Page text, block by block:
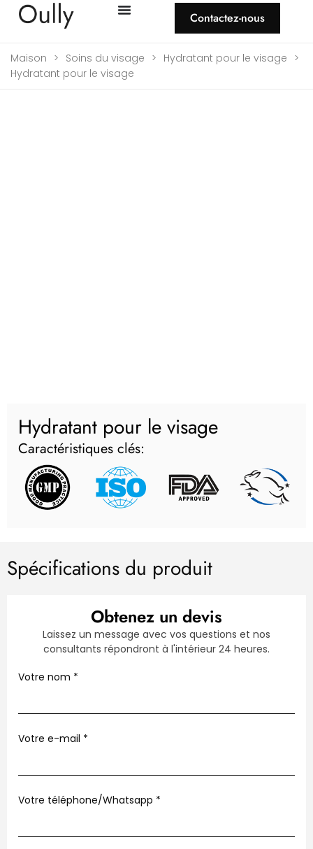
Contactez-nous
Maison > Soins du visage > Hydratant pour le visage >
Hydratant pour le visage
Hydratant pour le visage
Caractéristiques clés:
Spécifications du produit
Obtenez un devis
Laissez un message avec vos questions et nos
consultants répondront à l'intérieur 24 heures.
Votre nom *
Votre e-mail *
Votre téléphone/Whatsapp *